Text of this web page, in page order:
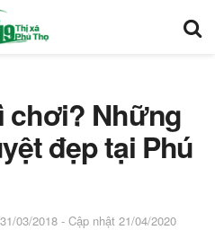
chơi? Những
đẹp tại Phú
31/03/2018 - Cập nhật 21/04/2020